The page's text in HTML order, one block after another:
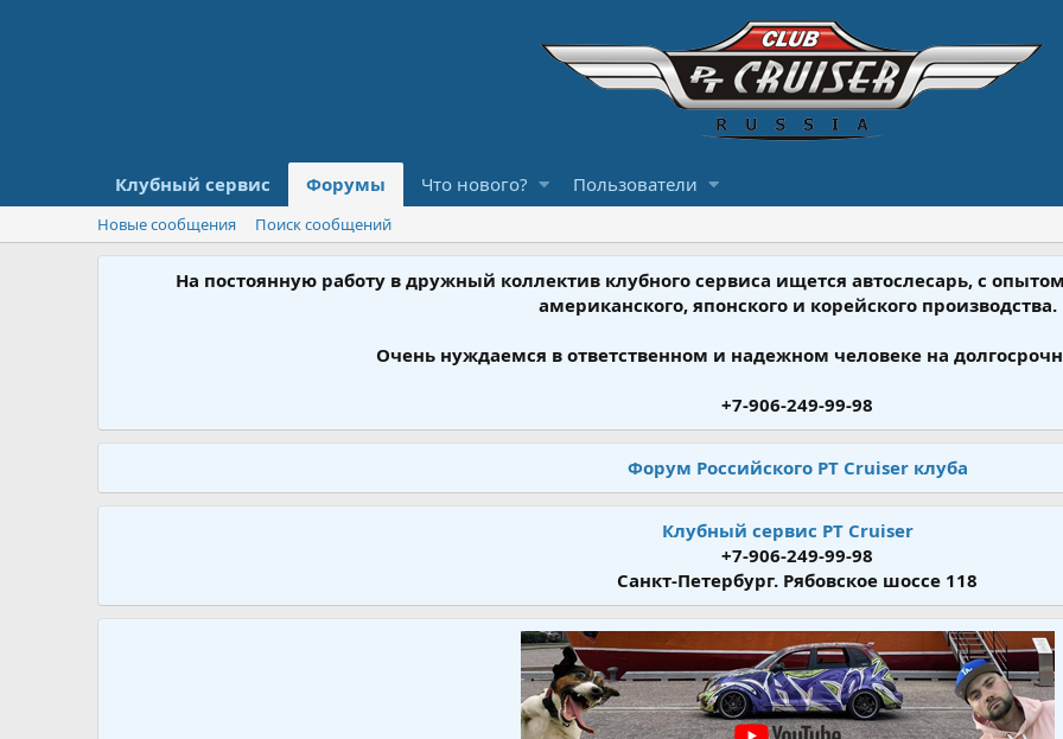
Клубный сервис Форумы Что нового? Пользователи
Новые сообщения Поиск сообщений
На постоянную работу в дружный коллектив клубного сервиса ищется автослесарь, с
американского, японского и корейского производства.
Очень нуждаемся в ответственном и надежном человеке на
+7-906-249-99-98
Форум Российского PT Cruiser клуба
Клубный сервис PT Cruiser
+7-906-249-99-98
Санкт-Петербург. Рябовское шоссе 118